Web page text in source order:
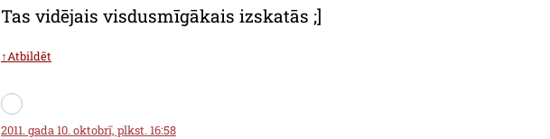
Tas vidējais visdusmīgākais izskatās ;]
↑Atbildēt
2011. gada 10. oktobrī, plkst. 16:58